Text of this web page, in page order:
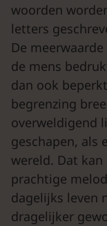
woorden
letters
De
de mens
dan ook
begrenzing
overweldigend
geschapen, als
wereld. Dat
prachtige
dagelijks leven
dragelijker